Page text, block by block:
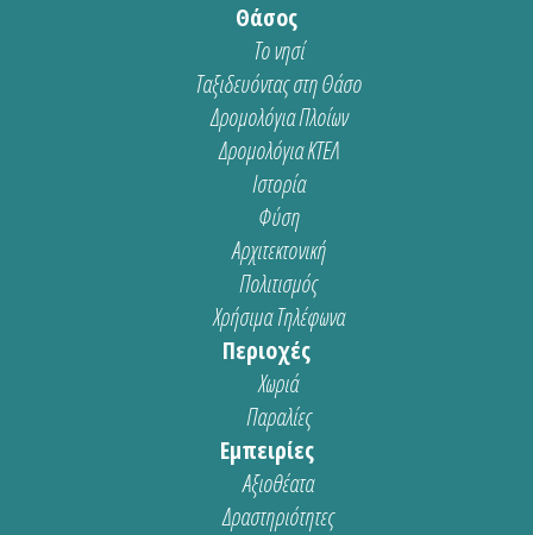
Θάσος
Το νησί
Ταξιδευόντας στη Θάσο
Δρομολόγια Πλοίων
Δρομολόγια ΚΤΕΛ
Ιστορία
Φύση
Αρχιτεκτονική
Πολιτισμός
Χρήσιμα Τηλέφωνα
Περιοχές
Χωριά
Παραλίες
Εμπειρίες
Αξιοθέατα
Δραστηριότητες